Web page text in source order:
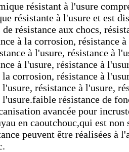
résistant à l'usure
résistante à l'usure et est
résistance aux chocs,
à la corrosion, résistance
à l'usure, résistance à
à l'usure, résistance à
corrosion, résistance à
résistance à l'usure,
l'usure.faible résistance de
avancée pour
en caoutchouc,qui est
peuvent être réalisées à